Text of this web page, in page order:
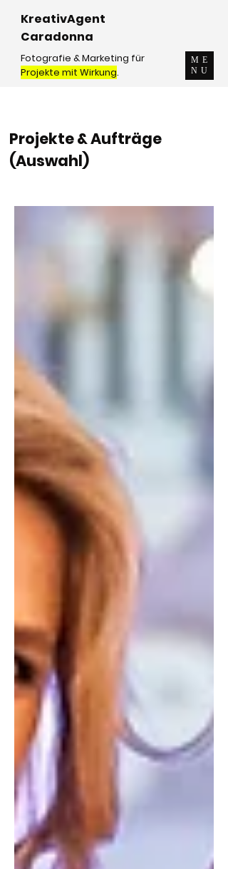
ME
NU
Fotografie & Marketing für
Projekte mit Wirkung.
KreativAgent
Caradonna
Projekte & Aufträge
(Auswahl)